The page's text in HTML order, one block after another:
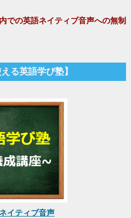
での英語ネイティブ音声への無制
る英語学び塾】
イティブ音声